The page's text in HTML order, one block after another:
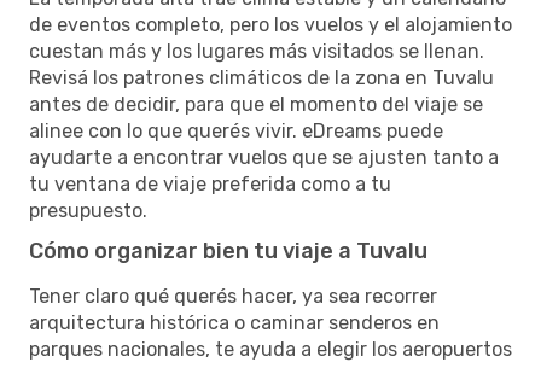
de eventos completo, pero los vuelos y el alojamiento
cuestan más y los lugares más visitados se llenan.
Revisá los patrones climáticos de la zona en Tuvalu
antes de decidir, para que el momento del viaje se
alinee con lo que querés vivir. eDreams puede
ayudarte a encontrar vuelos que se ajusten tanto a
tu ventana de viaje preferida como a tu
presupuesto.
Cómo organizar bien tu viaje a Tuvalu
Tener claro qué querés hacer, ya sea recorrer
arquitectura histórica o caminar senderos en
parques nacionales, te ayuda a elegir los aeropuertos